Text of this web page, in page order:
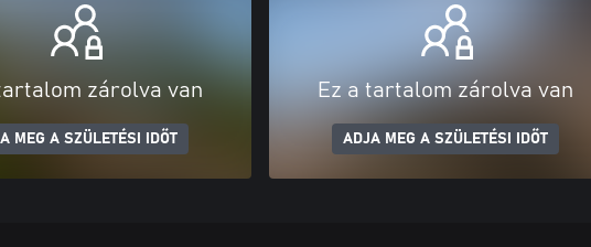
zárolva van
MEG A SZÜLETÉSI IDŐT
Ez a tartalom zárolva van
ADJA MEG A SZÜLETÉSI IDŐT